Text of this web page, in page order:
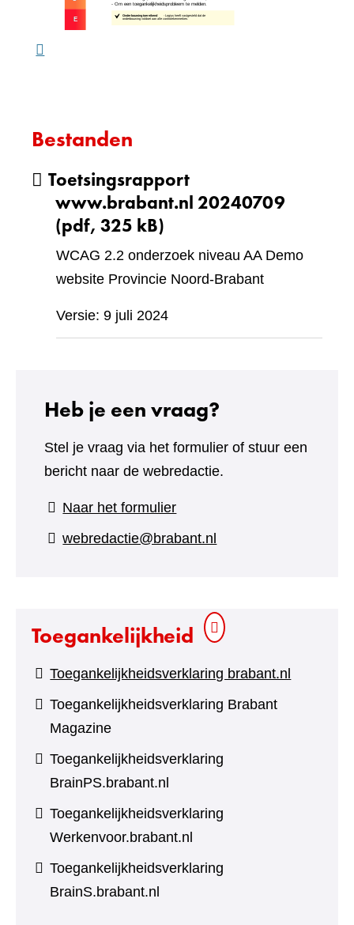
Bestanden
Toetsingsrapport
www.brabant.nl 20240709
(pdf, 325 kB)
WCAG 2.2 onderzoek niveau AA Demo
website Provincie Noord-Brabant
Versie: 9 juli 2024
Heb je een vraag?
Stel je vraag via het formulier of stuur een
bericht naar de webredactie.
Naar het formulier(verwijst
naar
webredactie@brabant.nl
Toegankelijkheid
Toegankelijkheidsverklaring brabant.nl
Toegankelijkheidsverklaring Brabant
Magazine
Toegankelijkheidsverklaring
BrainPS.brabant.nl
Toegankelijkheidsverklaring
Werkenvoor.brabant.nl
Toegankelijkheidsverklaring
BrainS.brabant.nl